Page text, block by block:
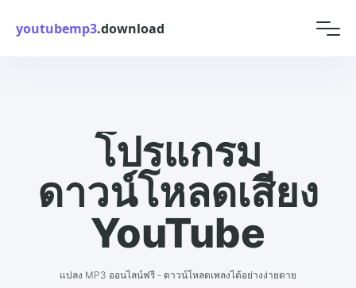
youtubemp3.download
โปรแกรม
ดาวน์โหลดเสียง
YouTube
แปลง MP3 ออนไลน์ฟรี - ดาวน์โหลดเพลงได้อย่างง่ายดาย